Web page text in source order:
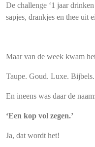
De challenge ‘1 jaar
sapjes, drankjes en thee uit
Maar van de week kwam
Taupe. Goud. Luxe.
En ineens was daar de naam:
‘Een kop vol zegen.’
Ja, dat wordt het!